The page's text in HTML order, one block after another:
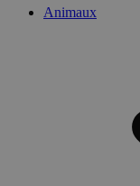
Animaux